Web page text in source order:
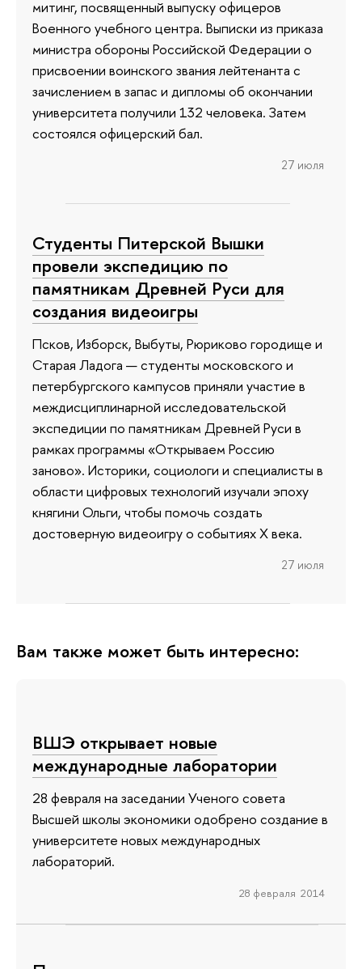
митинг, посвященный выпуску офицеров
Военного учебного центра. Выписки из приказа
министра обороны Российской Федерации о
присвоении воинского звания лейтенанта с
зачислением в запас и дипломы об окончании
университета получили 132 человека. Затем
состоялся офицерский бал.
27 июля
Студенты Питерской Вышки
провели экспедицию по
памятникам Древней Руси для
создания видеоигры
Псков, Изборск, Выбуты, Рюриково городище и
Старая Ладога — студенты московского и
петербургского кампусов приняли участие в
междисциплинарной исследовательской
экспедиции по памятникам Древней Руси в
рамках программы «Открываем Россию
заново». Историки, социологи и специалисты в
области цифровых технологий изучали эпоху
княгини Ольги, чтобы помочь создать
достоверную видеоигру о событиях X века.
27 июля
Вам также может быть интересно:
ВШЭ открывает новые
международные лаборатории
28 февраля на заседании Ученого совета
Высшей школы экономики одобрено создание в
университете новых международных
лабораторий.
28 февраля 2014